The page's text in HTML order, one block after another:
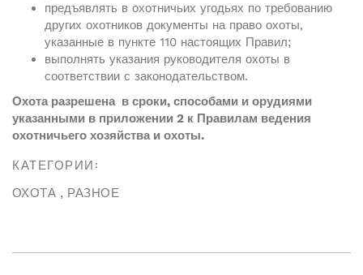
предъявлять в охотничьих угодьях по требованию
других охотников документы на право охоты,
указанные в пункте 110 настоящих Правил;
выполнять указания руководителя охоты в
соответствии с законодательством.
Охота разрешена в сроки, способами и орудиями
указанными в приложении 2 к Правилам ведения
охотничьего хозяйства и охоты.
КАТЕГОРИИ:
ОХОТА , РАЗНОЕ